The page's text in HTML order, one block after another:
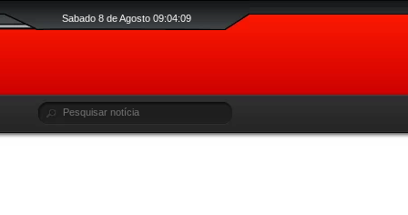
Sabado 8 de Agosto 09:04:10